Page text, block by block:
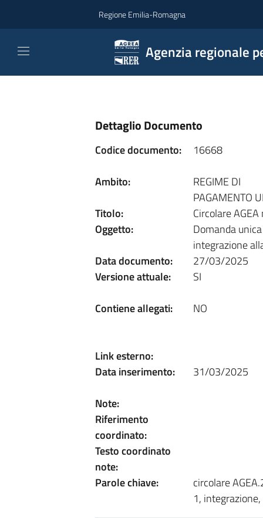
Regione Emilia-Romagna
Agenzia regionale
Dettaglio Documento
Codice documento:
16668
Ambito:
REGIME DI
PAGAMENTO
Titolo:
Circolare
Oggetto:
Domanda
integrazione
Data documento:
27/03/2025
Versione attuale:
SI
Contiene allegati:
NO
Link esterno:
Data inserimento:
31/03/2025
Note:
Riferimento
coordinato:
Testo coordinato
note:
Parole chiave:
circolare
1,